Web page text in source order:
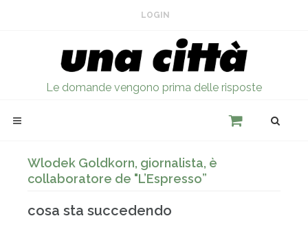
LOGIN
Le domande vengono prima delle risposte
Wlodek Goldkorn, giornalista, è
collaboratore de "L’Espresso”
cosa sta succedendo